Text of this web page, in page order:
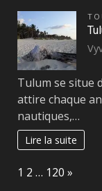
Tulum se situe
attire chaque
nautiques,…
Lire la suite
Page:
1 2 … 120 Next
»